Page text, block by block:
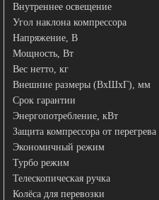
Внутреннее освещение
Угол наклона компрессора
Напряжение, В
Мощность, Вт
Вес нетто, кг
Внешние размеры (ВхШхГ), мм
Срок гарантии
Энергопотребление, кВт
Защита компрессора от перегрева
Экономичный режим
Турбо режим
Телескопическая ручка
Колёса для перевозки